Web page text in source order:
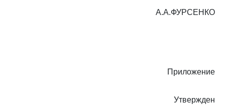
А.А.ФУРСЕНКО
Приложение
Утвержден